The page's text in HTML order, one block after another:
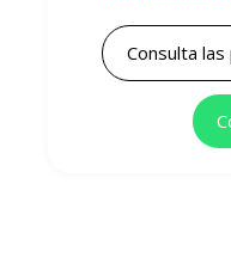
Consulta